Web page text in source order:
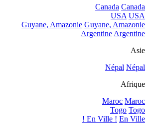
Canada Canada
USA USA
Guyane, Amazonie Guyane, Amazonie
ArgentineArgentine
Asie
Népal Népal
Afrique
Maroc Maroc
Togo Togo
En Ville ! En Ville !